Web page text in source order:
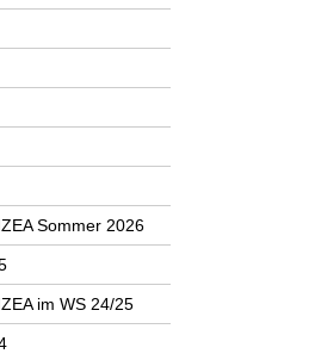
Sommer 2026
im WS 24/25